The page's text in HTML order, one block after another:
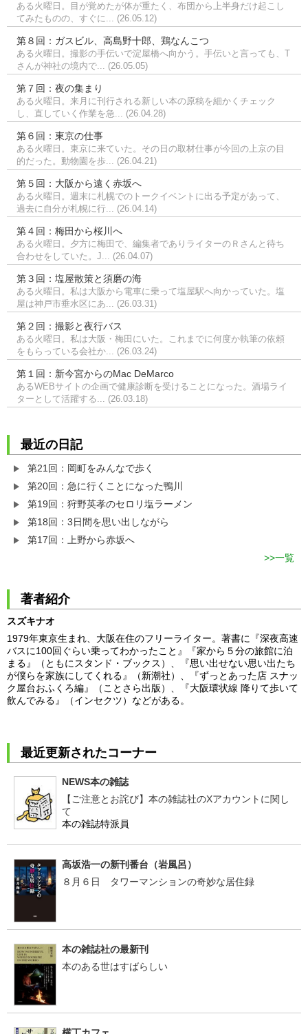
ある火曜日。目が覚めたが体が重たく、布団から上半身だけ起こし
てみたものの、すぐに... (26.05.12)
第８回：ガスビル、高島野十郎、鶏なんこつ
ある火曜日。撮影の手伝いで淀屋橋へ向かう。手伝いと言っても、T
さんが神社の境内で... (26.05.05)
第７回：夜の集まり
ある火曜日。来月に刊行される新しい本の原稿を細かくチェック
し、直していく作業を急... (26.04.28)
第６回：東京の仕事
ある火曜日。東京に来ていた。その日の取材仕事が今回の上京の目
的だった。動物園を歩... (26.04.21)
第５回：大阪から遠く赤坂へ
ある火曜日。週末に札幌でのトークイベントに出る予定があって、
過去に自分が札幌に行... (26.04.14)
第４回：梅田から桜川へ
ある火曜日。夕方に梅田で、編集者でありライターのＲさんと待ち
合わせをしていた。J... (26.04.07)
第３回：塩屋散策と須磨の海
ある火曜日。私は大阪から電車に乗って塩屋駅へ向かっていた。塩
屋は神戸市垂水区にあ... (26.03.31)
第２回：撮影と夜行バス
ある火曜日。私は大阪・梅田にいた。これまでに何度か執筆の依頼
をもらっている会社か... (26.03.24)
第１回：新今宮からのMac DeMarco
あるWEBサイトの企画で健康診断を受けることになった。酒場ライ
ターとして活躍する... (26.03.18)
最近の日記
第21回：岡町をみんなで歩く
第20回：急に行くことになった鴨川
第19回：狩野英孝のセロリ塩ラーメン
第18回：3日間を思い出しながら
第17回：上野から赤坂へ
一覧
著者紹介
スズキナオ
1979年東京生まれ、大阪在住のフリーライター。著書に『深夜高速
バスに100回ぐらい乗ってわかったこと』『家から５分の旅館に泊
まる』（ともにスタンド・ブックス）、『思い出せない思い出たち
が僕らを家族にしてくれる』（新潮社）、『ずっとあった店 スナッ
ク屋台おふくろ編』（ことさら出版）、『大阪環状線 降りて歩いて
飲んでみる』（インセクツ）などがある。
最近更新されたコーナー
NEWS本の雑誌
【ご注意とお詫び】本の雑誌社のXアカウントに関し
て
本の雑誌特派員
高坂浩一の新刊番台（岩風呂）
８月６日 タワーマンションの奇妙な居住録
本の雑誌社の最新刊
本のある世はすばらしい